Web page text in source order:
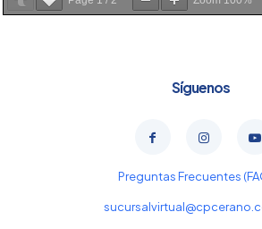
Síguenos
Preguntas Frecuentes